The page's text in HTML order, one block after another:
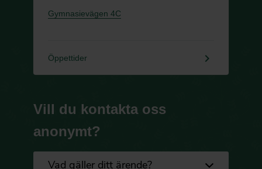
Gymnasievägen 4C
Öppettider keyboard_arrow_right
Vill du kontakta oss
anonymt?